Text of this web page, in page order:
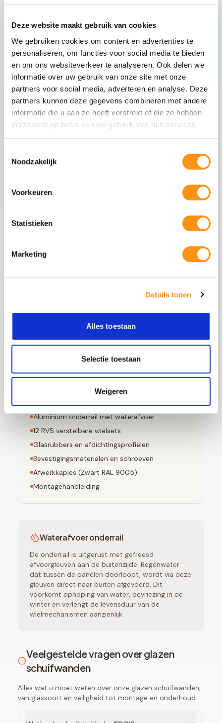
Deze website maakt gebruik van cookies
We gebruiken cookies om content en advertenties te
personaliseren, om functies voor social media te bieden
en om ons websiteverkeer te analyseren. Ook delen we
informatie over uw gebruik van onze site met onze
partners voor social media, adverteren en analyse. Deze
partners kunnen deze gegevens combineren met andere
informatie die u aan ze heeft verstrekt of die ze hebben
verzameld op basis van uw gebruik van hun services.
Noodzakelijk
Voorkeuren
Statistieken
Marketing
Details tonen
Alles toestaan
Selectie toestaan
Weigeren
Glasdikte
10mm gehard (ESG)
Glastype
Helder glas
Glasranden
Geslepen (niet scherp)
Profielmateriaal
Aluminium 6063-T6
Afwerking
Zwart RAL 9005
Wieltype
RVS 304, verstelbaar
Aantal rails
6 -rail systeem
Veiligheid van gehard glas
ondergaat een speciaal thermisch proces waarbij
het glas wordt verhit tot circa 620°C en
waardoor het glas:
5x sterker is dan gewoon glas
Bestand tegen grote temperatuurverschillen
stuks 10mm geharde glaspanelen
Aluminium bovenrail (Zwart RAL 9005)
Aluminium onderrail met waterafvoer
12 RVS verstelbare wielsets
Glasrubbers en afdichtingsprofielen
Bevestigingsmaterialen en schroeven
Afwerkkapjes (Zwart RAL 9005)
Montagehandleiding
Waterafvoer onderrail
De onderrail is uitgerust met gefreesd
afvoergleuven aan de buitenzijde. Regenwater
dat tussen de panelen doorloopt, wordt via deze
gleuven direct naar buiten afgevoerd. Dit
voorkomt ophoping van water, bevriezing in de
winter en verlengt de levensduur van de
wielmechanismen aanzienlijk.
Veelgestelde vragen over glazen
schuifwanden
Alles wat u moet weten over onze glazen schuifwanden,
van glassoort en veiligheid tot montage en onderhoud.